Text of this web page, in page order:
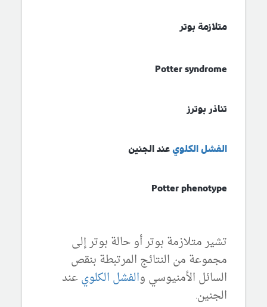
متلازمة بوتر
Potter syndrome
تناذر بوترز
الفشل الكلوي عند الجنين
Potter phenotype
تشير متلازمة بوتر أو حالة بوتر إلى
مجموعة من النتائج المرتبطة بنقص
السائل الأمنيوسي والفشل الكلوي عند
الجنين.